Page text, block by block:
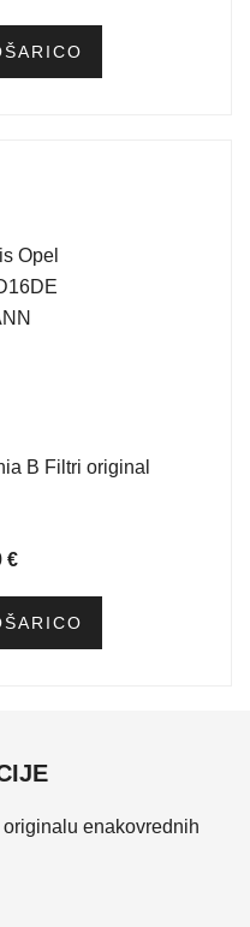
B Filtri original
€
enakovrednih